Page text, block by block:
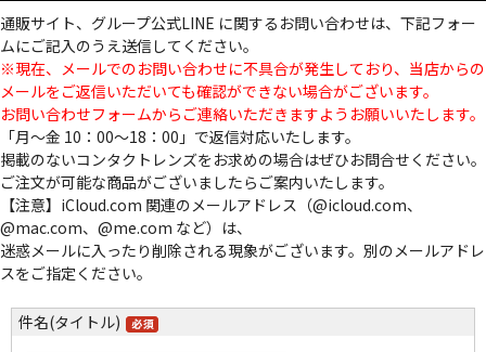
通販サイト、グループ公式LINE に関するお問い合わせは、下記フォー
ムにご記入のうえ送信してください。
※現在、メールでのお問い合わせに不具合が発生しており、当店からの
メールをご返信いただいても確認ができない場合がございます。
お問い合わせフォームからご連絡いただきますようお願いいたします。
「月～金 10：00～18：00」で返信対応いたします。
掲載のないコンタクトレンズをお求めの場合はぜひお問合せください。
ご注文が可能な商品がございましたらご案内いたします。
【注意】iCloud.com 関連のメールアドレス（@icloud.com、
@mac.com、@me.com など）は、
迷惑メールに入ったり削除される現象がございます。別のメールアドレ
スをご指定ください。
件名(タイトル)